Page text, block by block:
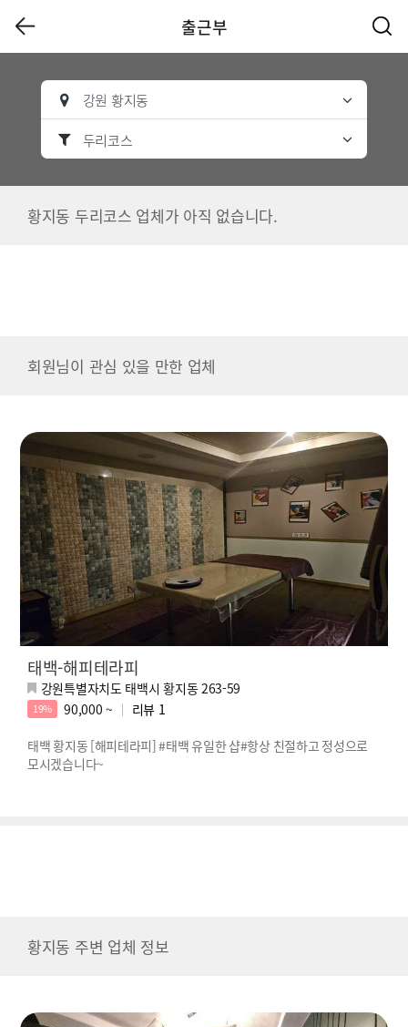
출근부
강원 황지동
두리코스
황지동 두리코스 업체가 아직 없습니다.
회원님이 관심 있을 만한 업체
태백-해피테라피
강원특별자치도 태백시 황지동 263-59
19% 90,000 ~ 리뷰 1
태백 황지동 [해피테라피] #태백 유일한 샵#항상 친절하고 정성으로
모시겠습니다~
황지동 주변 업체 정보